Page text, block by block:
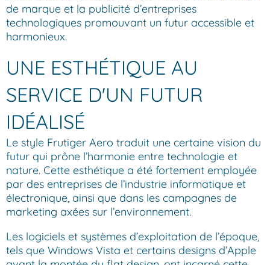
de marque et la publicité d’entreprises
technologiques promouvant un futur accessible et
harmonieux.
UNE ESTHÉTIQUE AU
SERVICE D'UN FUTUR
IDÉALISÉ
Le style Frutiger Aero traduit une certaine vision du
futur qui prône l’harmonie entre technologie et
nature. Cette esthétique a été fortement employée
par des entreprises de l’industrie informatique et
électronique, ainsi que dans les campagnes de
marketing axées sur l’environnement.
Les logiciels et systèmes d’exploitation de l’époque,
tels que Windows Vista et certains designs d’Apple